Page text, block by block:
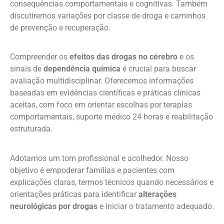
consequências comportamentais e cognitivas. Também
discutiremos variações por classe de droga e caminhos
de prevenção e recuperação.
Compreender os efeitos das drogas no cérebro e os
sinais de dependência química é crucial para buscar
avaliação multidisciplinar. Oferecemos informações
baseadas em evidências científicas e práticas clínicas
aceitas, com foco em orientar escolhas por terapias
comportamentais, suporte médico 24 horas e reabilitação
estruturada.
Adotamos um tom profissional e acolhedor. Nosso
objetivo é empoderar famílias e pacientes com
explicações claras, termos técnicos quando necessários e
orientações práticas para identificar alterações
neurológicas por drogas e iniciar o tratamento adequado.